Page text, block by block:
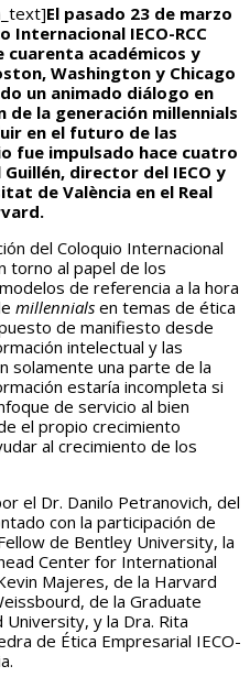
El pasado 23 de marzo
IECO-RCC
cuarenta académicos y
Washington y Chicago
un animado diálogo en
la generación millennials
en el futuro de las
fue impulsado hace cuatro
director del IECO y
de València en el Real
del Coloquio Internacional
torno al papel de los
de referencia a la hora
millennials en temas de ética
de manifiesto desde
intelectual y las
solamente una parte de la
estaría incompleta si
de servicio al bien
el propio crecimiento
al crecimiento de los
el Dr. Danilo Petranovich, del
con la participación de
de Bentley University, la
Center for International
Majeres, de la Harvard
de la Graduate
y la Dra. Rita
de Ética Empresarial IECO-